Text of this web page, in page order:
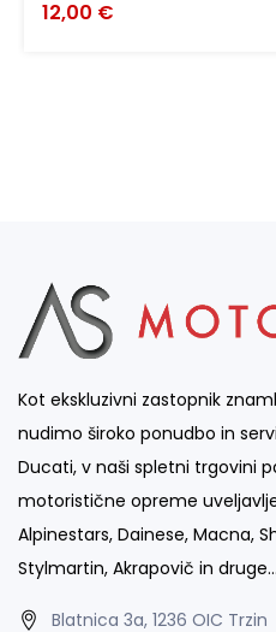
12,00 €
Kot ekskluzivni zastopnik
nudimo široko ponudbo in
Ducati, v naši spletni trgovini
motoristične opreme
Alpinestars, Dainese, Macna,
Stylmartin, Akrapovič in druge…
Blatnica 3a, 1236 OIC Trzin